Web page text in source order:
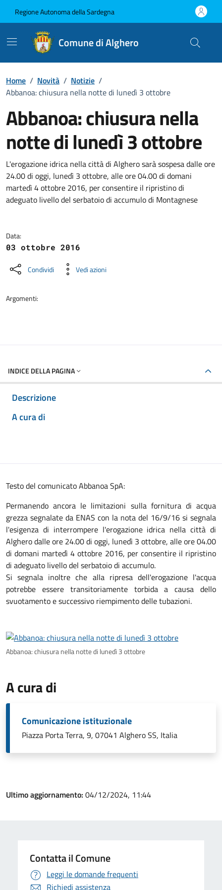
Regione Autonoma della Sardegna
Comune di Alghero
Home / Novità / Notizie /
Abbanoa: chiusura nella notte di lunedì 3 ottobre
Abbanoa: chiusura nella
notte di lunedì 3 ottobre
Dettagli della notizia
L'erogazione idrica nella città di Alghero sarà sospesa dalle ore
24.00 di oggi, lunedì 3 ottobre, alle ore 04.00 di domani
martedì 4 ottobre 2016, per consentire il ripristino di
adeguato livello del serbatoio di accumulo di Montagnese
Data:
03 ottobre 2016
Condividi Vedi azioni
Argomenti:
INDICE DELLA PAGINA
Descrizione
A cura di
Testo del comunicato Abbanoa SpA:
Permanendo ancora le limitazioni sulla fornitura di acqua
grezza segnalate da ENAS con la nota del 16/9/16 si segnala
l'esigenza di interrompere l'erogazione idrica nella città di
Alghero dalle ore 24.00 di oggi, lunedì 3 ottobre, alle ore 04.00
di domani martedì 4 ottobre 2016, per consentire il ripristino
di adeguato livello del serbatoio di accumulo.
Si segnala inoltre che alla ripresa dell'erogazione l'acqua
potrebbe essere transitoriamente torbida a causa dello
svuotamento e successivo riempimento delle tubazioni.
Abbanoa: chiusura nella notte di lunedì 3 ottobre
A cura di
Comunicazione istituzionale
Piazza Porta Terra, 9, 07041 Alghero SS, Italia
Ultimo aggiornamento: 04/12/2024, 11:44
Contatta il Comune
Leggi le domande frequenti
Richiedi assistenza